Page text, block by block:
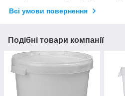
Всі умови повернення
Подібні товари компанії